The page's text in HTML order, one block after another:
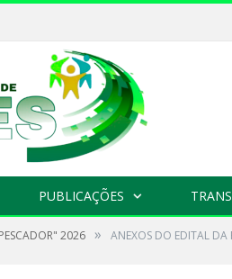
PUBLICAÇÕES
2026 » ANEXOS DO EDITAL DA